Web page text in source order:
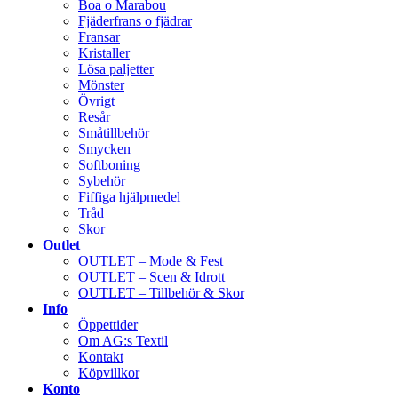
Boa o Marabou
Fjäderfrans o fjädrar
Fransar
Kristaller
Lösa paljetter
Mönster
Övrigt
Resår
Småtillbehör
Smycken
Softboning
Sybehör
Fiffiga hjälpmedel
Tråd
Skor
Outlet
OUTLET – Mode & Fest
OUTLET – Scen & Idrott
OUTLET – Tillbehör & Skor
Info
Öppettider
Om AG:s Textil
Kontakt
Köpvillkor
Konto